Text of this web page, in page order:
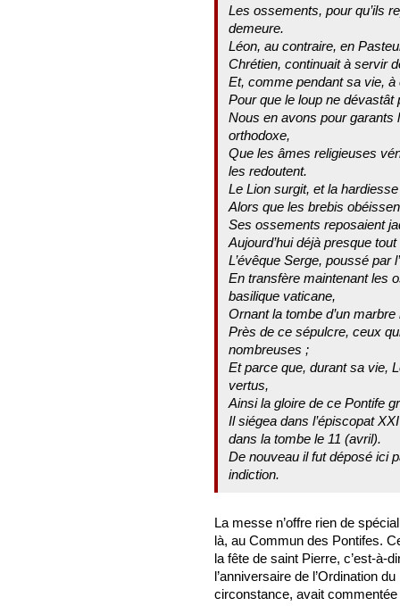
Les ossements, pour qu’ils
demeure.
Léon, au contraire, en
Chrétien, continuait à servir
Et, comme pendant sa vie,
Pour que le loup ne dévastât
Nous en avons pour garants
orthodoxe,
Que les âmes religieuses
les redoutent.
Le Lion surgit, et la
Alors que les brebis
Ses ossements reposaient
Aujourd’hui déjà presque
L’évêque Serge, poussé par
En transfère maintenant les
basilique vaticane,
Ornant la tombe d’un marbre
Près de ce sépulcre, ceux
nombreuses ;
Et parce que, durant sa vie,
vertus,
Ainsi la gloire de ce Pontife
Il siégea dans l’épiscopat
dans la tombe le 11 (avril).
De nouveau il fut déposé ici
indiction.
La messe n’offre rien de
là, au Commun des Pontifes.
la fête de saint Pierre, c’est-à-
l’anniversaire de l’Ordination
circonstance, avait